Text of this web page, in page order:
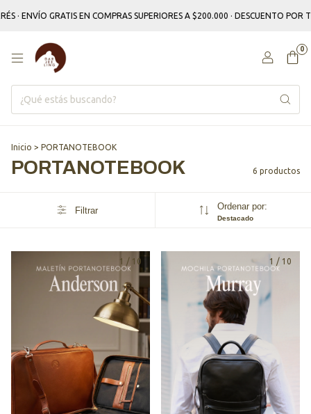
· ENVÍO GRATIS EN COMPRAS SUPERIORES A $200.000 · DESCUENTO POR
0
Inicio > PORTANOTEBOOK
PORTANOTEBOOK 6 productos
Filtrar Ordenar por:
Destacado
1 / 10 1 / 10